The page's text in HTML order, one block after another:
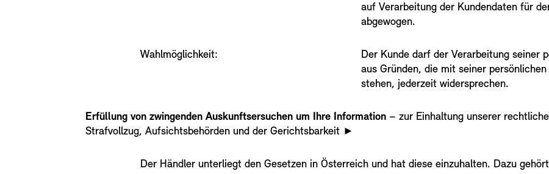
auf Verarbeitung der Kundendaten für
abgewogen.
Wahlmöglichkeit:
Der Kunde darf der Verarbeitung seiner
aus Gründen, die mit seiner
stehen, jederzeit widersprechen.
Erfüllung von zwingenden Auskunftsersuchen um Ihre Information – zur Einhaltung unserer
Strafvollzug, Aufsichtsbehörden und der Gerichtsbarkeit ►
Der Händler unterliegt den Gesetzen in Österreich und hat diese einzuhalten. Dazu